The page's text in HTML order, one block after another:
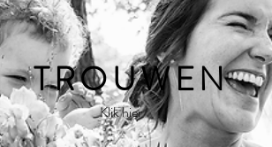
TROUWEN
Klik hier